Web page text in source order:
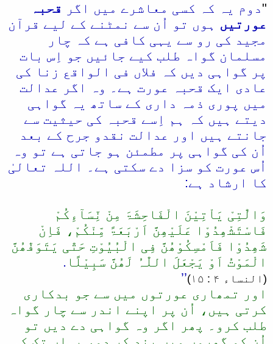
"دوم یہ کہ کسی معاشرے میں اگر
قحبہ
عورتیں ہوں تو اُن سے نمٹنے کے لیے قرآن
مجید کی رو سے یہی کافی ہے کہ چار
مسلمان گواہ طلب کیے جائیں جو اِس بات
پر گواہی دیں کہ فلاں فی الواقع زنا کی
عادی ایک قحبہ عورت ہے۔ وہ اگر عدالت
میں پوری ذمہ داری کے ساتھ یہ گواہی
دیتے ہیں کہ ہم اِسے قحبہ کی حیثیت سے
جانتے ہیں اور عدالت نقدو جرح کے بعد
اُن کی گواہی پر مطمئن ہو جاتی ہے تو وہ
اُس عورت کو سزا دے سکتی ہے۔ اللہ تعالیٰ
کا ارشاد ہے:
وَالّٰتِیْ یَاْتِیْنَ الْفَاحِشَۃَ مِنْ نِّسَآءِکُمْ
فَاسْتَشْھِدُوْا عَلَیْھِنَّ اَرْبَعَۃً مِّنْکُمْ، فَاِنْ
شَھِدُوْا فَاَمْسِکُوْھُنَّ فِی الْبُیُوْتِ حَتّٰی یَتَوَفّٰھُنَّ
الْمَوْتُ اَوْ یَجْعَلَ اللّٰہُ لَھُنَّ سَبِیْلًا .
(النساء ۴ : ۱۵)
’’
اور تمھاری عورتوں میں سے جو بدکاری
کرتی ہیں، اُن پر اپنے اندر سے چار گواہ
طلب کرو۔ پھر اگر وہ گواہی دے دیں تو